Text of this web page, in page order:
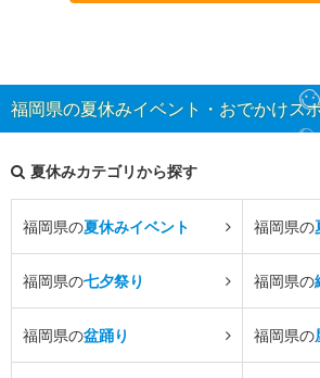
福岡県の夏休みイベント・おでかけス
夏休みカテゴリから探す
福岡県の夏休みイベント 福岡県の
福岡県の七夕祭り 福岡県の
福岡県の盆踊り 福岡県の